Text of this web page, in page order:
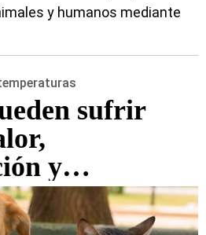
y humanos mediante
sufrir
y
vea cómo
animales de